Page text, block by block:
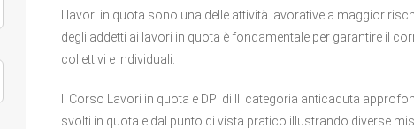
I lavori in quota sono una delle attività lavorative a maggior
degli addetti ai lavori in quota è fondamentale per garantire il
collettivi e individuali.
Il Corso Lavori in quota e DPI di III categoria anticaduta
svolti in quota e dal punto di vista pratico illustrando diverse